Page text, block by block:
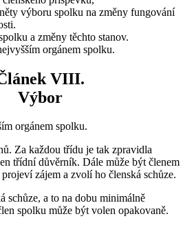
výboru spolku na změny fungování
a změny těchto stanov.
orgánem spolku.
VIII.
Výbor
orgánem spolku.
Za každou třídu je tak zpravidla
třídní důvěrník. Dále může být členem
zájem a zvolí ho členská schůze.
schůze, a to na dobu minimálně
spolku může být volen opakovaně.